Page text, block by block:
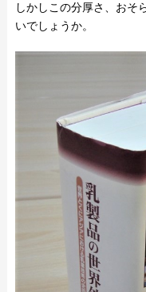
しかしこの分厚さ、おそ
いでしょうか。